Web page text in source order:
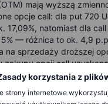
korzystania z
strony internetowe
mają wyższą
opcje call: dla put 720
17,09%, natomiast dla
— różnica to ok. 4,9
na sprzedaży droższej
zakupu opcji call
kredyt netto.